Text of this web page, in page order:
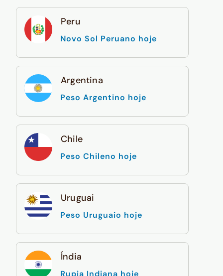
Peru
Novo Sol Peruano hoje
Argentina
Peso Argentino hoje
Chile
Peso Chileno hoje
Uruguai
Peso Uruguaio hoje
Índia
Rupia Indiana hoje